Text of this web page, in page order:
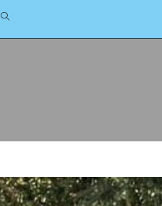
TOGGLE